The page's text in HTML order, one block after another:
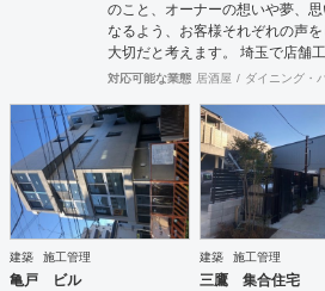
のこと、オーナーの想いや夢、
なるよう、お客様それぞれの声
大切だと考えます。 埼玉で店舗
をお考えの方はお気軽に私たち
対応可能な業態 居酒屋 ダイニング・
建築 施工管理
亀戸 ビル
建築 施工管理
三鷹 集合住宅